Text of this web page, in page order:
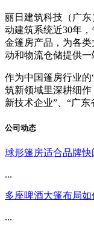
丽日建筑科技（广
动建筑系统近30年
金篷房产品，为各
动和物流仓储提供一
作为中国篷房行业
筑新领域里深耕细
新技术企业”、“广东
公司动态
球形篷房适合品牌快
...
多座啤酒大篷布局如
...